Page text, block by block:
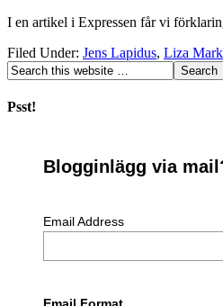
I en artikel i Expressen får vi
Filed Under: Jens Lapidus, Liza
Psst!
Blogginlägg via
Email Address
Email Format